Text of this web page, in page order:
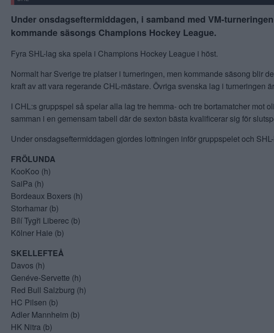
Under onsdagseftermiddagen, i samband med VM-
kommande säsongs Champions Hockey League.
Fyra SHL-lag ska spela i Champions Hockey League i höst.
Normalt har Sverige tre platser i turneringen, men kommande säsong blir
kraft av att vara regerande CHL-mästare. Övriga svenska lag i turneringen
I CHL:s gruppspel så spelar alla lag tre hemma- och tre bortamatcher mot
samman i en gemensam tabell där de sexton bästa kvalificerar sig för
Under onsdagseftermiddagen gjordes lottningen inför gruppspelet och
FRÖLUNDA
KooKoo (h)
SaiPa (h)
Bordeaux Boxers (h)
Storhamar (b)
Bílí Tygři Liberec (b)
Kölner Haie (b)
SKELLEFTEÅ
Davos (h)
Genéve-Servette (h)
Red Bull Salzburg (h)
HC Pilsen (b)
Adler Mannheim (b)
HK Nitra (b)